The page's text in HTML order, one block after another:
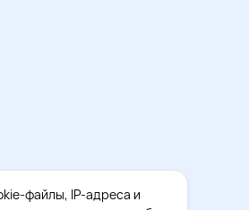
данных
СОУТ
файлы, IP-адреса и